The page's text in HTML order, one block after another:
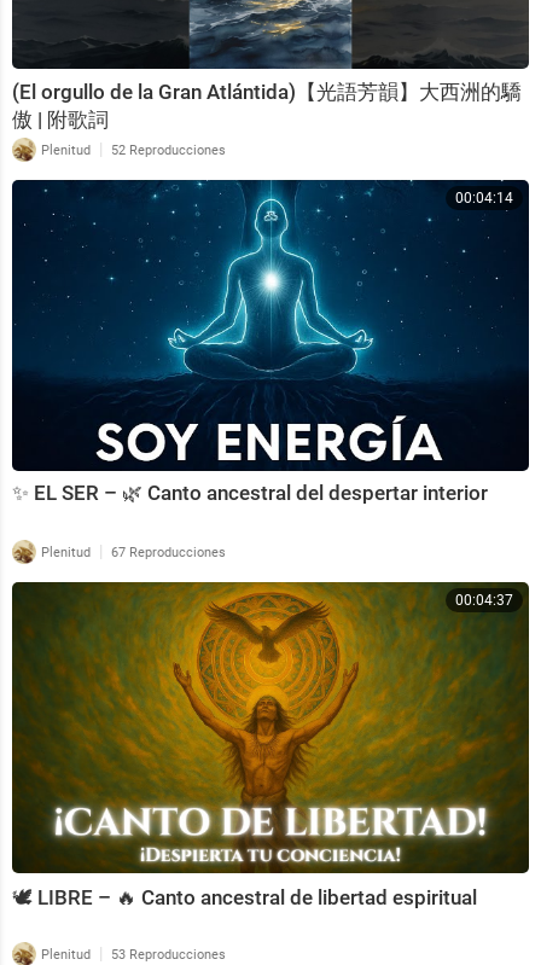
(El orgullo de la Gran Atlántida)【光語芳韻】大西洲的驕
傲 | 附歌詞
Plenitud | 52 Reproducciones
00:04:14
✨ EL SER – 🌿 Canto ancestral del despertar interior
Plenitud | 67 Reproducciones
00:04:37
🕊️ LIBRE – 🔥 Canto ancestral de libertad espiritual
Plenitud | 53 Reproducciones